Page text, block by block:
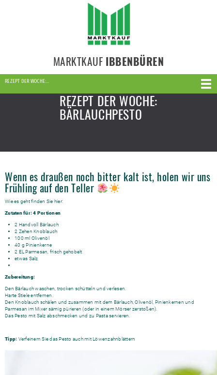
MARKTKAUF IBBENBÜREN
REZEPT DER WOCHE:…
REZEPT DER WOCHE:
BÄRLAUCHPESTO
Wenn es draußen noch bitter kalt ist, holen wir uns
Frühling auf den Teller
Wie es geht finden Sie hier:
Zutaten für: 4 Portionen
2 Handvoll Bärlauch
2 Zehen Knoblauch
100 ml Olivenöl
40 g Pinienkerne
2 EL Parmesan, frisch gehobelt
etwas Salz
Zubereitung:
Den Bärlauch waschen, trocken schütteln und verlesen.
Harte Stiele entfernen.
Den Knoblauch schälen und zusammen mit dem Bärlauch, Olivenöl, Pinienkernen und
Parmesan im Mixer sämig pürieren (oder in einem Mörser zerstoßen).
Das Pesto mit Salz abschmecken und zu Pasta servieren.
Tipp: Verfeinern Sie das Pesto auch mit Löwenzahnblättern